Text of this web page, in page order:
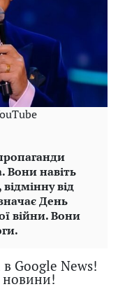
Вони навіть
від
День
війни. Вони
Google News!
новини!